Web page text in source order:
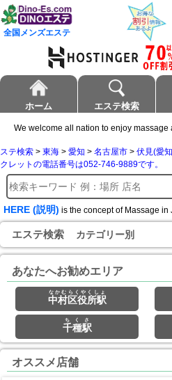
全国メンズエステ
ホーム エステ検索
We welcome all nation to enjoy massage
ステ検索 > 東海 > 愛知 > 名古屋市 > 伏見(愛
クレットの電話番号は052-746-9889です。
HERE (説明) is the concept of Massage in
エステ検索 カテゴリー別
あなたへお勧めエリア
中村区役所駅
なかむらくやくしょ
千種駅
ちくさ
オススメ店舗